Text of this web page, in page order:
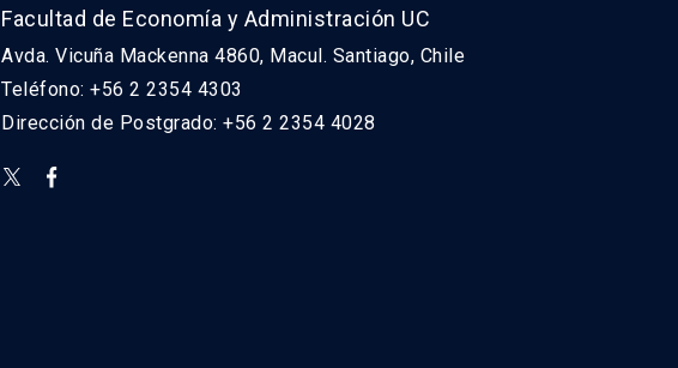
Facultad de Economía y Administración UC
Avda. Vicuña Mackenna 4860, Macul. Santiago, Chile
Teléfono: +56 2 2354 4303
Dirección de Postgrado: +56 2 2354 4028